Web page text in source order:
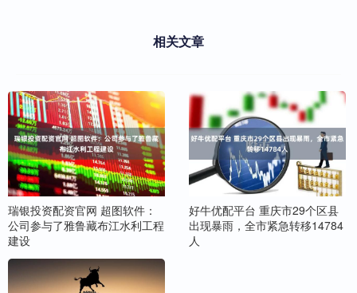
相关文章
瑞银投资配资官网 超图软件：
公司参与了雅鲁藏布江水利工程
建设
好牛优配平台 重庆市29个区县
出现暴雨，全市紧急转移14784
人